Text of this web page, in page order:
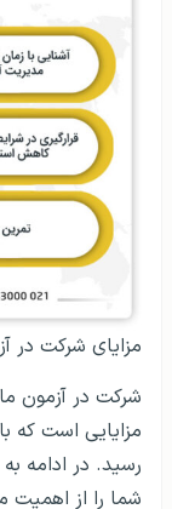
مزایای شرکت در
شرکت در آزمون
مزایایی است که
رسید. در ادامه
شما را از اهمیت